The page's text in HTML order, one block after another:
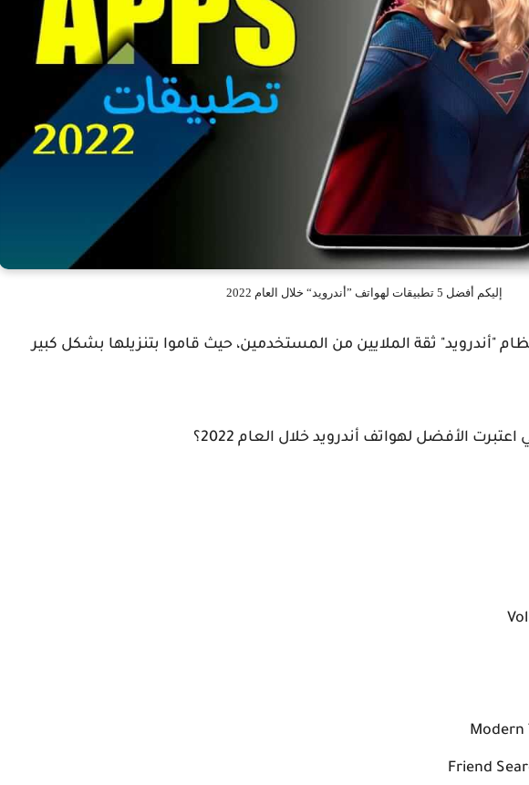
إليكم أفضل 5 تطبيقات لهواتف ”أندرويد“ خلال العام 2022
"أندرويد" ثقة الملايين من المستخدمين، حيث قاموا بتنزيلها بشكل كبير
الأفضل لهواتف أندرويد خلال العام 2022؟